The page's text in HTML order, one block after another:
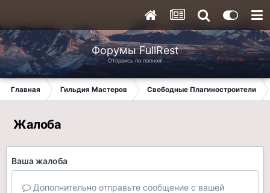
Форумы FullRest
Оторвись по полной!
Главная Гильдия Мастеров Свободные Плагиностроители
Жалоба
Ваша жалоба
Дополнительно отправьте сообщение с вашей